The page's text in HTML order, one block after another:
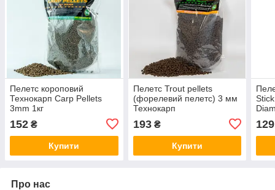
Пелетс короповий
Технокарп Carp Pellets
3mm 1кг
152 ₴
Купити
Пелетс Trout pellets
(форелевий пелетс) 3 мм
Технокарп
193₴
Купити
Про нас